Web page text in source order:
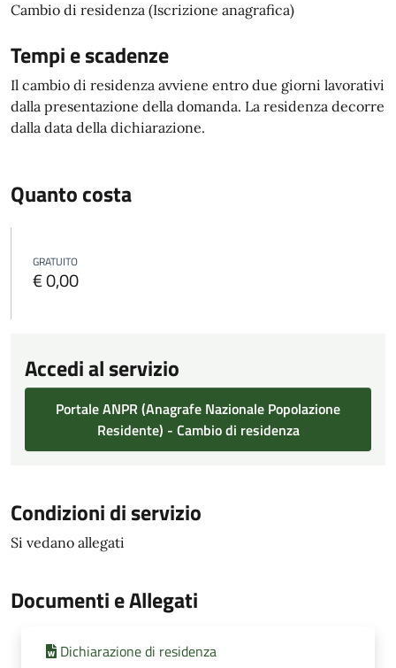
Cambio di residenza (Iscrizione anagrafica)
Tempi e scadenze
Il cambio di residenza avviene entro due giorni lavorativi
dalla presentazione della domanda. La residenza decorre
dalla data della dichiarazione.
Quanto costa
GRATUITO
€ 0,00
Accedi al servizio
Portale ANPR (Anagrafe Nazionale Popolazione
Residente) - Cambio di residenza
Condizioni di servizio
Si vedano allegati
Documenti e Allegati
Dichiarazione di residenza